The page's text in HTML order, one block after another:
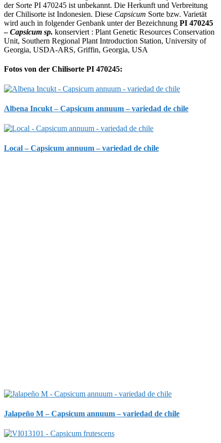
der Sorte PI 470245 ist unbekannt. Die Herkunft und Verbreitung
der Chilisorte ist Indonesien. Diese Capsicum Sorte bzw. Varietät
wird auch in folgender Genbank unter der Bezeichnung PI 470245
–Capsicum sp. konserviert : Plant Genetic Resources Conservation
Unit, Southern Regional Plant Introduction Station, University of
Georgia, USDA-ARS, Griffin, Georgia, USA
Fotos von der Chilisorte PI 470245:
Albena Incukt – Capsicum annuum – variedad de chile
Local – Capsicum annuum – variedad de chile
Jalapeño M – Capsicum annuum – variedad de chile